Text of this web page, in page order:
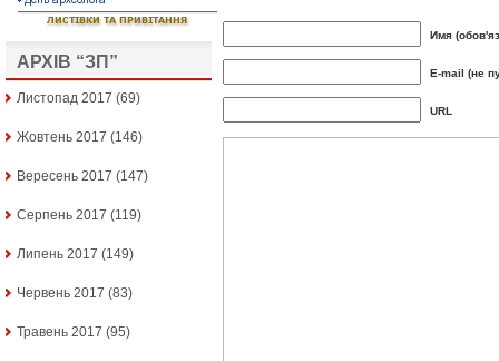
АРХІВ “ЗП”
Листопад 2017 (69)
Жовтень 2017 (146)
Вересень 2017 (147)
Серпень 2017 (119)
Липень 2017 (149)
Червень 2017 (83)
Травень 2017 (95)
Имя
E-mail (не
URL